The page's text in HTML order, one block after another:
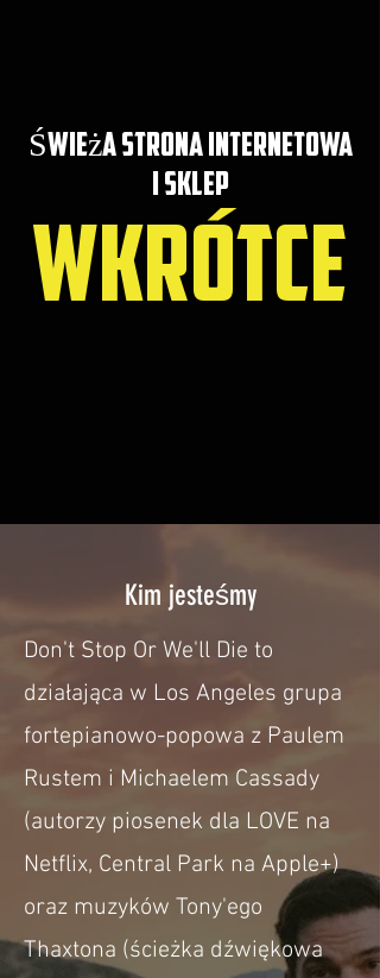
Świeża strona internetowa
i sklep
WKRÓTCE
Kim jesteśmy
Don't Stop Or We'll Die to
działająca w Los Angeles grupa
fortepianowo-popowa z Paulem
Rustem i Michaelem Cassady
(autorzy piosenek dla LOVE na
Netflix, Central Park na Apple+)
oraz muzyków Tony'ego
Thaxtona (ścieżka dźwiękowa